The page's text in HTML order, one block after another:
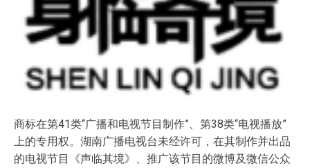
商标在第41类“广播和电视节目制作”、第38类“电视播放”
上的专用权。湖南广播电视台未经许可，在其制作并出品
的电视节目《声临其境》、推广该节目的微博及微信公众